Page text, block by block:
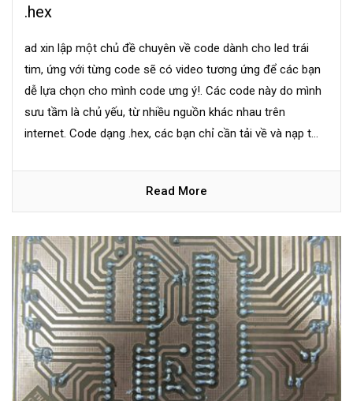
.hex
ad xin lập một chủ đề chuyên về code dành cho led trái
tim, ứng với từng code sẽ có video tương ứng để các bạn
dễ lựa chọn cho mình code ưng ý!. Các code này do mình
sưu tầm là chủ yếu, từ nhiều nguồn khác nhau trên
internet. Code dạng .hex, các bạn chỉ cần tải về và nạp t...
Read More